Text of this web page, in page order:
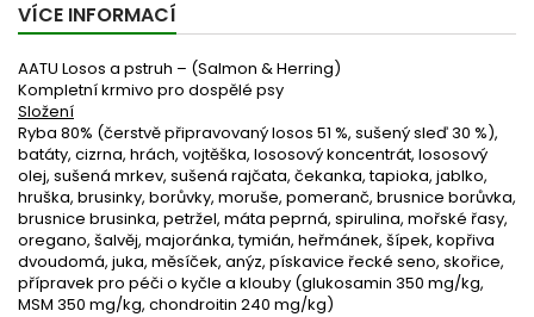
VÍCE INFORMACÍ
AATU Losos a pstruh – (Salmon & Herring)
Kompletní krmivo pro dospělé psy
Složení
Ryba 80% (čerstvě připravovaný losos 51 %, sušený sleď 30 %),
batáty, cizrna, hrách, vojtěška, lososový koncentrát, lososový
olej, sušená mrkev, sušená rajčata, čekanka, tapioka, jablko,
hruška, brusinky, borůvky, moruše, pomeranč, brusnice borůvka,
brusnice brusinka, petržel, máta peprná, spirulina, mořské řasy,
oregano, šalvěj, majoránka, tymián, heřmánek, šípek, kopřiva
dvoudomá, juka, měsíček, anýz, pískavice řecké seno, skořice,
přípravek pro péči o kyčle a klouby (glukosamin 350 mg/kg,
MSM 350 mg/kg, chondroitin 240 mg/kg)